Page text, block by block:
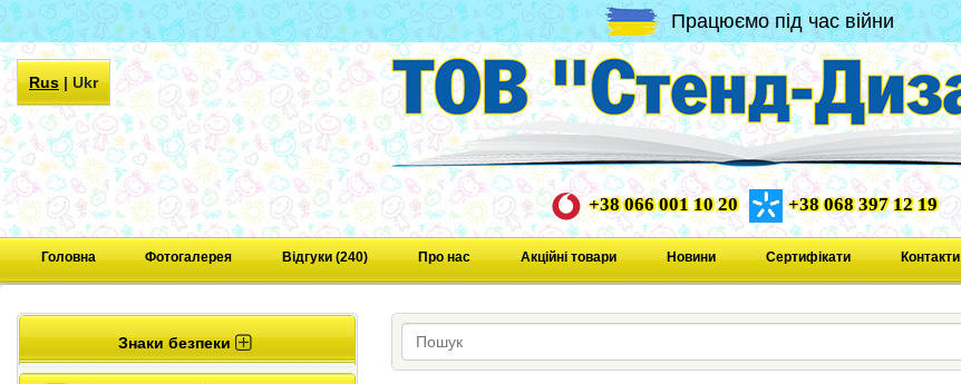
Працюємо під час війни
Rus|Ukr
+38 066 001 10 20 +38 068 397 12 19
Головна Фотогалерея Відгуки (240) Про нас Акційні товари Новини Сертифікати Контакти
Знаки безпеки